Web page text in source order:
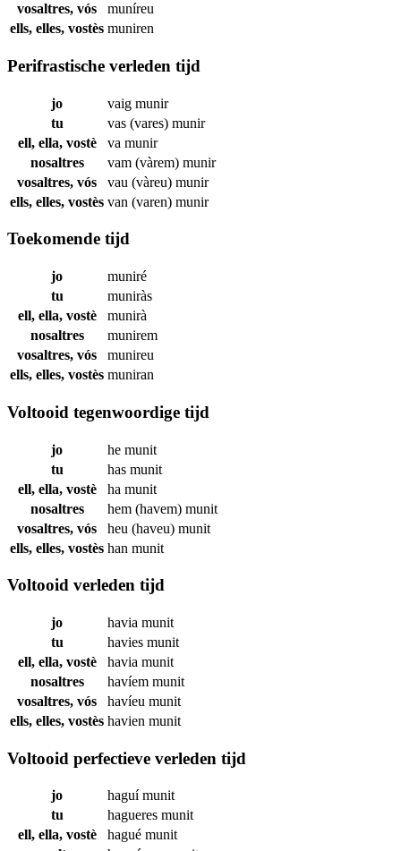
vosaltres, vós
muníreu
ells, elles, vostès muniren
Perifrastische verleden tijd
jo vaig munir
tu
vas (vares) munir
ell, ella, vostè
va munir
nosaltres
vam (vàrem) munir
vosaltres, vós
vau (vàreu) munir
ells, elles, vostès van (varen) munir
Toekomende tijd
jo
muniré
tu
muniràs
ell, ella, vostè
munirà
nosaltres
munirem
vosaltres, vós
munireu
ells, elles, vostès muniran
Voltooid tegenwoordige tijd
jo he munit
tu
has munit
ell, ella, vostè
ha munit
nosaltres
hem (havem) munit
vosaltres, vós
heu (haveu) munit
ells, elles, vostès han munit
Voltooid verleden tijd
jo havia munit
tu
havies munit
ell, ella, vostè
havia munit
nosaltres
havíem munit
vosaltres, vós
havíeu munit
ells, elles, vostès havien munit
Voltooid perfectieve verleden tijd
jo haguímunit
tu
hagueres munit
ell, ella, vostè
hagué munit